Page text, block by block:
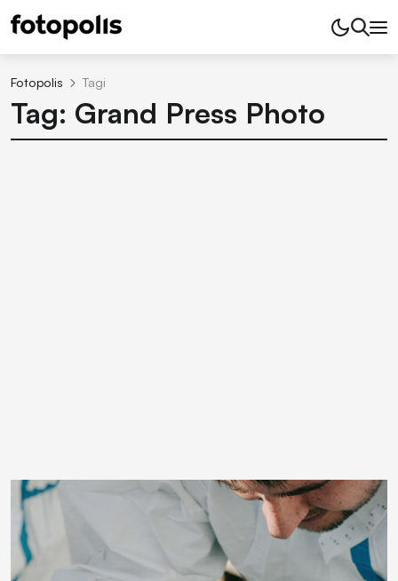
Fotopolis Tagi
Tag: Grand Press Photo